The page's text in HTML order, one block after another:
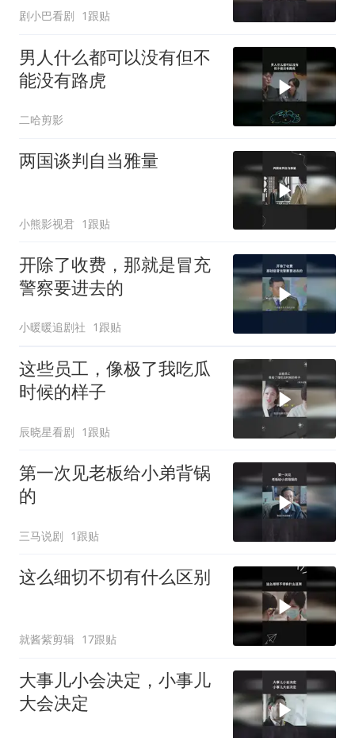
剧小巴看剧 1跟贴
男人什么都可以没有但不
能没有路虎
二哈剪影
两国谈判自当雅量
小熊影视君 1跟贴
开除了收费，那就是冒充
警察要进去的
小暖暖追剧社 1跟贴
这些员工，像极了我吃瓜
时候的样子
辰晓星看剧 1跟贴
第一次见老板给小弟背锅
的
三马说剧 1跟贴
这么细切不切有什么区别
就酱紫剪辑 17跟贴
大事儿小会决定，小事儿
大会决定